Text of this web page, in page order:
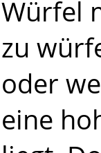
Würfel
zu
oder
eine